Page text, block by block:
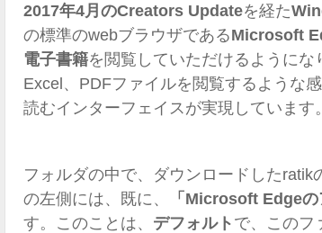
2017年4月のCreators Updateを経た
の標準のwebブラウザであるMicrosoft
電子書籍を閲覧していただけるように
Excel、PDFファイルを閲覧するような
読むインターフェイスが実現しています。
フォルダの中で、ダウンロードしたratik
の左側には、既に、
「Microsoft Edgeの
す。このことは、 デフォルト で、このフ